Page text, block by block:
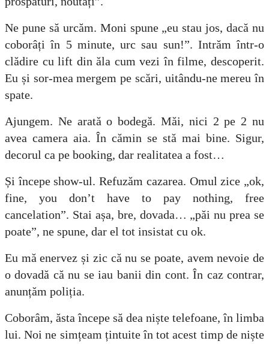
Ne pune să urcăm. Moni spune „eu stau jos, dacă nu
coborâți în 5 minute, urc sau sun!”. Intrăm într-o
clădire cu lift din ăla cum vezi în filme, descoperit.
Eu și sor-mea mergem pe scări, uitându-ne mereu în
spate.
Ajungem. Ne arată o bodegă. Măi, nici 2 pe 2 nu
avea camera aia. În cămin se stă mai bine. Sigur,
decorul ca pe booking, dar realitatea a fost…
Și începe show-ul. Refuzăm cazarea. Omul zice „ok,
fine, you don’t have to pay nothing, free
cancelation”. Stai așa, bre, dovada… „păi nu prea se
poate”, ne spune, dar el tot insistat cu ok.
Eu mă enervez și zic că nu se poate, avem nevoie de
o dovadă că nu se iau banii din cont. În caz contrar,
anunțăm poliția.
Coborâm, ăsta începe să dea niște telefoane, în limba
lui. Noi ne simțeam țintuite în tot acest timp de niște